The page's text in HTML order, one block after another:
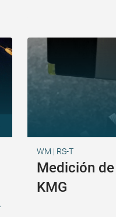
WM | RS-T
Medición
KMG